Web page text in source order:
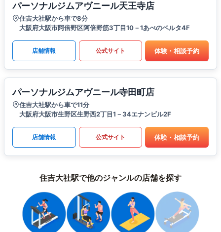
パーソナルジムアヴニール天王寺店
住吉大社駅から車で8分
大阪府大阪市阿倍野区阿倍野筋3丁目10－1あべのベルタ4F
店舗情報 公式サイト 体験・相談予約
パーソナルジムアヴニール寺田町店
住吉大社駅から車で11分
大阪府大阪市生野区生野西2丁目1－34エナンビル2F
店舗情報 公式サイト 体験・相談予約
住吉大社駅で他のジャンルの店舗を探す